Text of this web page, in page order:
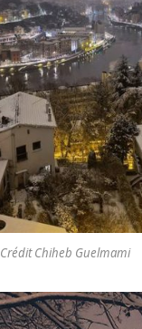
Crédit Chiheb Guelmami